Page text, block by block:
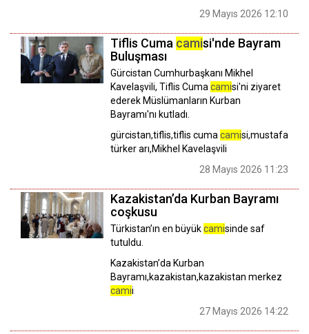
29 Mayıs 2026 12:10
Tiflis Cuma camisi'nde Bayram
Buluşması
Gürcistan Cumhurbaşkanı Mikhel
Kavelaşvili, Tiflis Cuma camisi'ni ziyaret
ederek Müslümanların Kurban
Bayramı'nı kutladı.
gürcistan,tiflis,tiflis cuma camisi,mustafa
türker arı,Mikhel Kavelaşvili
28 Mayıs 2026 11:23
Kazakistan’da Kurban Bayramı
coşkusu
​​​​​​​Türkistan’ın en büyükcamisinde saf
tutuldu.
Kazakistan’da Kurban
Bayramı,kazakistan,kazakistan merkez
camii
27 Mayıs 2026 14:22